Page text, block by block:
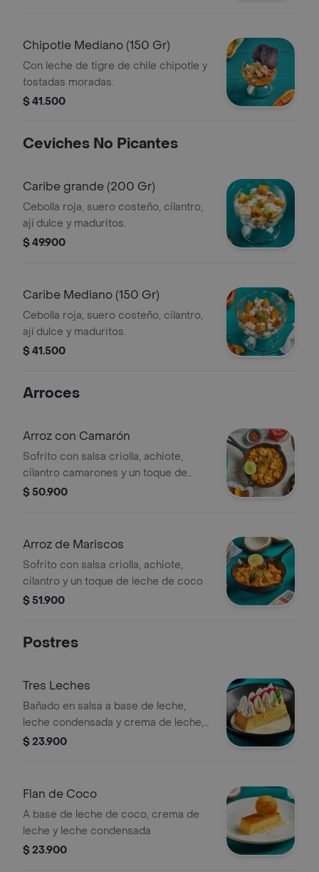
Chipotle Mediano (150 Gr)
Con leche de tigre de chile chipotle y
tostadas moradas.
$ 41.500
Ceviches No Picantes
Caribe grande (200 Gr)
Cebolla roja, suero costeño, cilantro,
ají dulce y maduritos.
$ 49.900
Caribe Mediano (150 Gr)
Cebolla roja, suero costeño, cilantro,
ají dulce y maduritos.
$ 41.500
Arroces
Arroz con Camarón
Sofrito con salsa criolla, achiote,
cilantro camarones y un toque de
leche de coco
$ 50.900
Arroz de Mariscos
Sofrito con salsa criolla, achiote,
cilantro y un toque de leche de coco
$ 51.900
Postres
Tres Leches
Bañado en salsa a base de leche,
leche condensada y crema de leche,
merengue italiano y un toque de
$ 23.900
Flan de Coco
A base de leche de coco, crema de
leche y leche condensada
$ 23.900